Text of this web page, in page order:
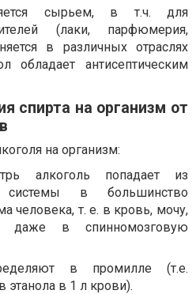
сырьем, в т.ч. для
(лаки, парфюмерия,
в различных отраслях
обладает антисептическим
спирта на организм от
на организм:
алкоголь попадает из
системы в большинство
человека, т. е. в кровь, мочу,
в спинномозговую
в промилле (т.е.
этанола в 1 л крови).